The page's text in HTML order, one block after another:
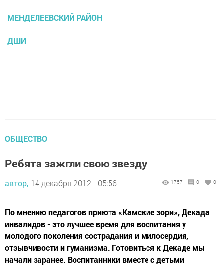
МЕНДЕЛЕЕВСКИЙ РАЙОН
ДШИ
ОБЩЕСТВО
Ребята зажгли свою звезду
автор, 14 декабря 2012 - 05:56 1757 0 0
По мнению педагогов приюта «Камские зори», Декада
инвалидов - это лучшее время для воспитания у
молодого поколения сострадания и милосердия,
отзывчивости и гуманизма. Готовиться к Декаде мы
начали заранее. Воспитанники вместе с детьми